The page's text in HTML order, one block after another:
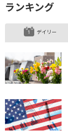
ランキング
デイリー